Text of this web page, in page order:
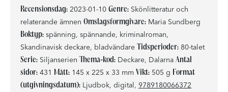
Recensionsdag: 2023-01-10 Genre: Skönlitteratur och
relaterande ämnen Omslagsformgivare: Maria Sundberg
Boktyp: spänning, spännande, kriminalroman,
Skandinavisk deckare, bladvändare Tidsperioder: 80-talet
Serie: Siljanserien Thema-kod: Deckare, Dalarna Antal
sidor: 431 Mått: 145 x 225 x 33 mm Vikt: 505 g Format
(utgivningsdatum): Ljudbok, digital, 9789180066372